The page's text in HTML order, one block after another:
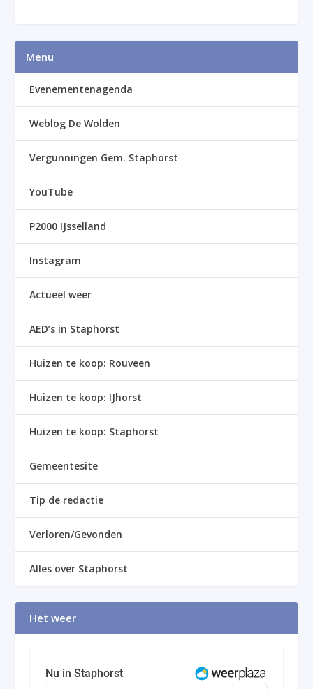
Menu
Evenementenagenda
Weblog De Wolden
Vergunningen Gem. Staphorst
YouTube
P2000 IJsselland
Instagram
Actueel weer
AED’s in Staphorst
Huizen te koop: Rouveen
Huizen te koop: IJhorst
Huizen te koop: Staphorst
Gemeentesite
Tip de redactie
Verloren/Gevonden
Alles over Staphorst
Het weer